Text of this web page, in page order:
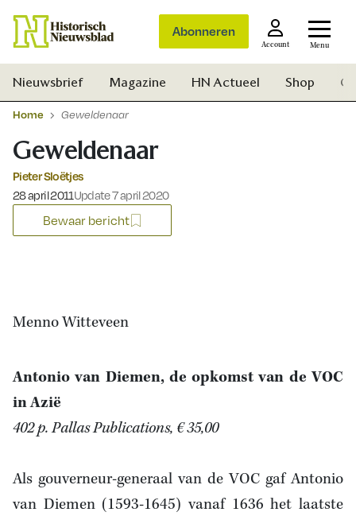
Abonneren
Account Menu
Nieuwsbrief Magazine HN Actueel Shop
Home Geweldenaar
Geweldenaar
Pieter Sloëtjes
Gepubliceerd op:
28 april 2011Update 7 april 2020
Bewaar bericht
Menno Witteveen
Antonio van Diemen, de opkomst van de VOC
in Azië
402 p. Pallas Publications, € 35,00
Als gouverneur-generaal van de VOC gaf Antonio
van Diemen (1593-1645) vanaf 1636 het laatste